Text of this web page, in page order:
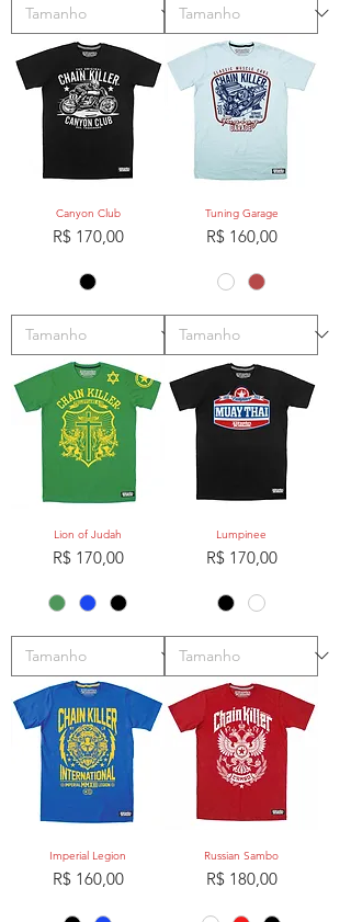
Canyon Club
Preço
R$ 170,00
Tuning Garage
Preço
R$ 160,00
Lion of Judah
Preço
R$ 170,00
Lumpinee
Preço
R$ 170,00
Imperial Legion
Preço
R$ 160,00
Russian Sambo
Preço
R$ 180,00